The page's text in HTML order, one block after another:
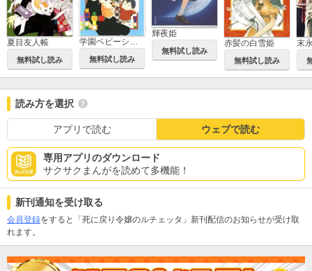
夏目友人帳
無料試し読み
学園ベビーシッターズ
無料試し読み
輝夜姫
無料試し読み
赤髪の白雪姫
無料試し読み
読み方を選択
アプリで読む ウェブで読む
専用アプリのダウンロード
サクサクまんがを読めて多機能！
新刊通知を受け取る
会員登録をすると「死に戻り令嬢のルチェッタ」新刊配信のお知らせが受け取
れます。